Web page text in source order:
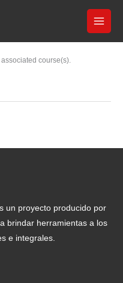
course(s).
un proyecto producido por
brindar herramientas a los
e integrales.